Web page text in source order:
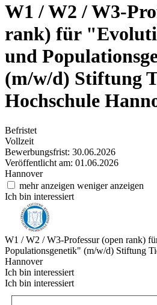
W1 / W2 / W3-
rank) für
und
(m/w/d) Stiftung
Hochschule
Befristet
Vollzeit
Bewerbungsfrist: 30.06.2026
Veröffentlicht am: 01.06.2026
Hannover
mehr anzeigen weniger anzeigen
Ich bin interessiert
W1 / W2 / W3-Professur (open rank)
Populationsgenetik" (m/w/d) Stiftung
Hannover
Ich bin interessiert
Ich bin interessiert